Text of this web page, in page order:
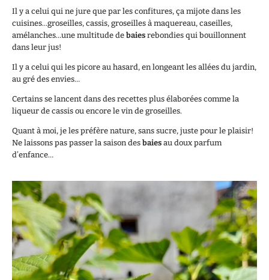
Il y a celui qui ne jure que par les confitures, ça mijote dans les
cuisines…groseilles, cassis, groseilles à maquereau, caseilles,
amélanches…une multitude de baies rebondies qui bouillonnent
dans leur jus!
Il y a celui qui les picore au hasard, en longeant les allées du jardin,
au gré des envies…
Certains se lancent dans des recettes plus élaborées comme la
liqueur de cassis ou encore le vin de groseilles.
Quant à moi, je les préfère nature, sans sucre, juste pour le plaisir!
Ne laissons pas passer la saison des baies au doux parfum
d’enfance…